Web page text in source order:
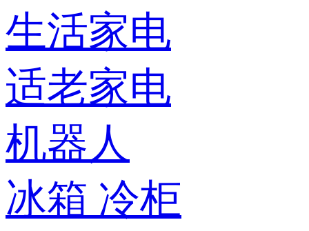
生活家电
适老家电
机器人
冰箱 冷柜